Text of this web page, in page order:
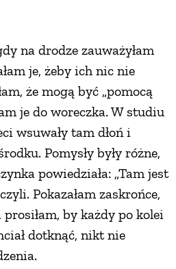
na drodze zauważyłam
je, żeby ich nic nie
że mogą być „pomocą
je do woreczka. W studiu
wsuwały tam dłoń i
Pomysły były różne,
powiedziała: „Tam jest
Pokazałam zaskrońce,
by każdy po kolei
dotknąć, nikt nie